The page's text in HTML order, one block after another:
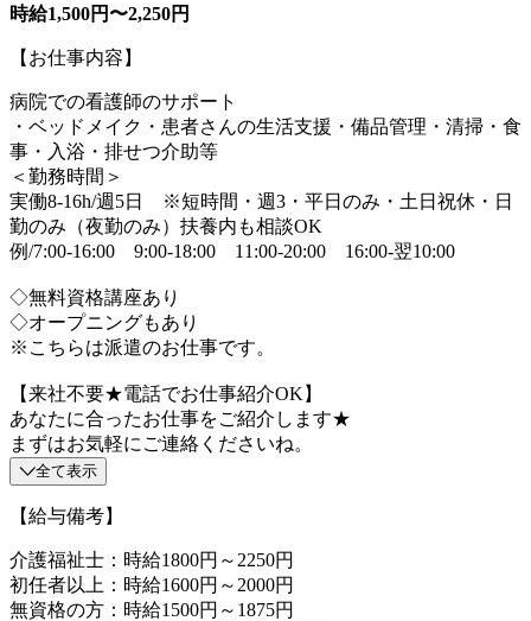
時給1,500円〜2,250円
【お仕事内容】
病院での看護師のサポート
・ベッドメイク・患者さんの生活支援・備品管理・清掃・食
事・入浴・排せつ介助等
＜勤務時間＞
実働8-16h/週5日 ※短時間・週3・平日のみ・土日祝休・日
勤のみ（夜勤のみ）扶養内も相談OK
例/7:00-16:00 9:00-18:00 11:00-20:00 16:00-翌10:00
◇無料資格講座あり
◇オープニングもあり
※こちらは派遣のお仕事です。
【来社不要★電話でお仕事紹介OK】
あなたに合ったお仕事をご紹介します★
まずはお気軽にご連絡くださいね。
全て表示
【給与備考】
介護福祉士：時給1800円～2250円
初任者以上：時給1600円～2000円
無資格の方：時給1500円～1875円